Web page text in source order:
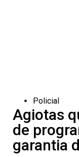
Policial
Agiotas
de
garantia